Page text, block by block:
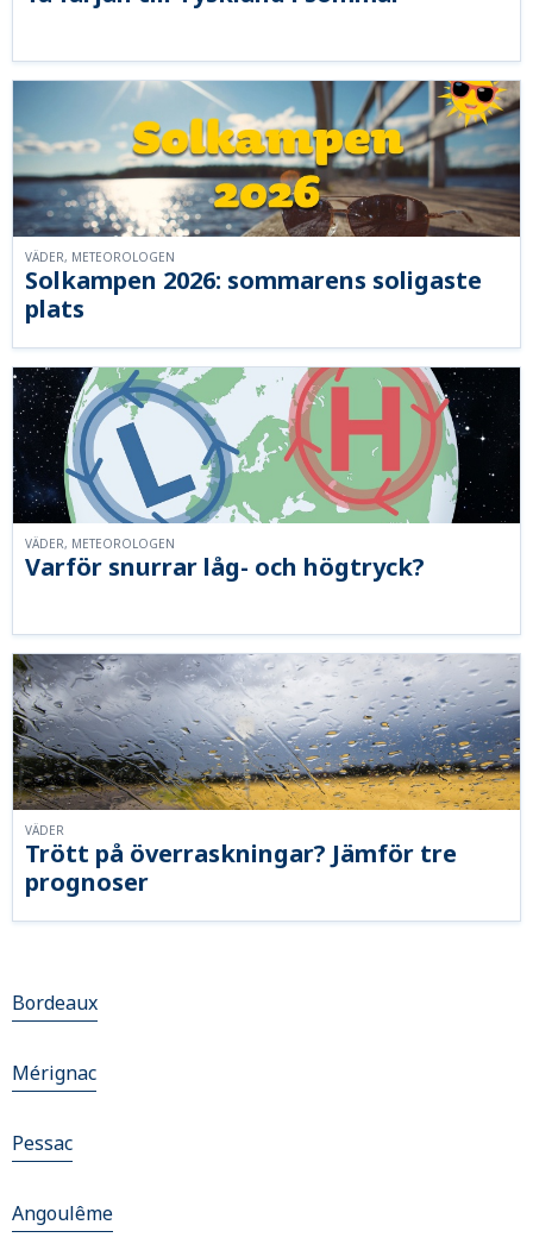
Solkampen 2026: sommarens soligaste
plats
VÄDER, METEOROLOGEN
Varför snurrar låg- och högtryck?
VÄDER, METEOROLOGEN
Trött på överraskningar? Jämför tre
prognoser
VÄDER
Bordeaux
Mérignac
Pessac
Angoulême